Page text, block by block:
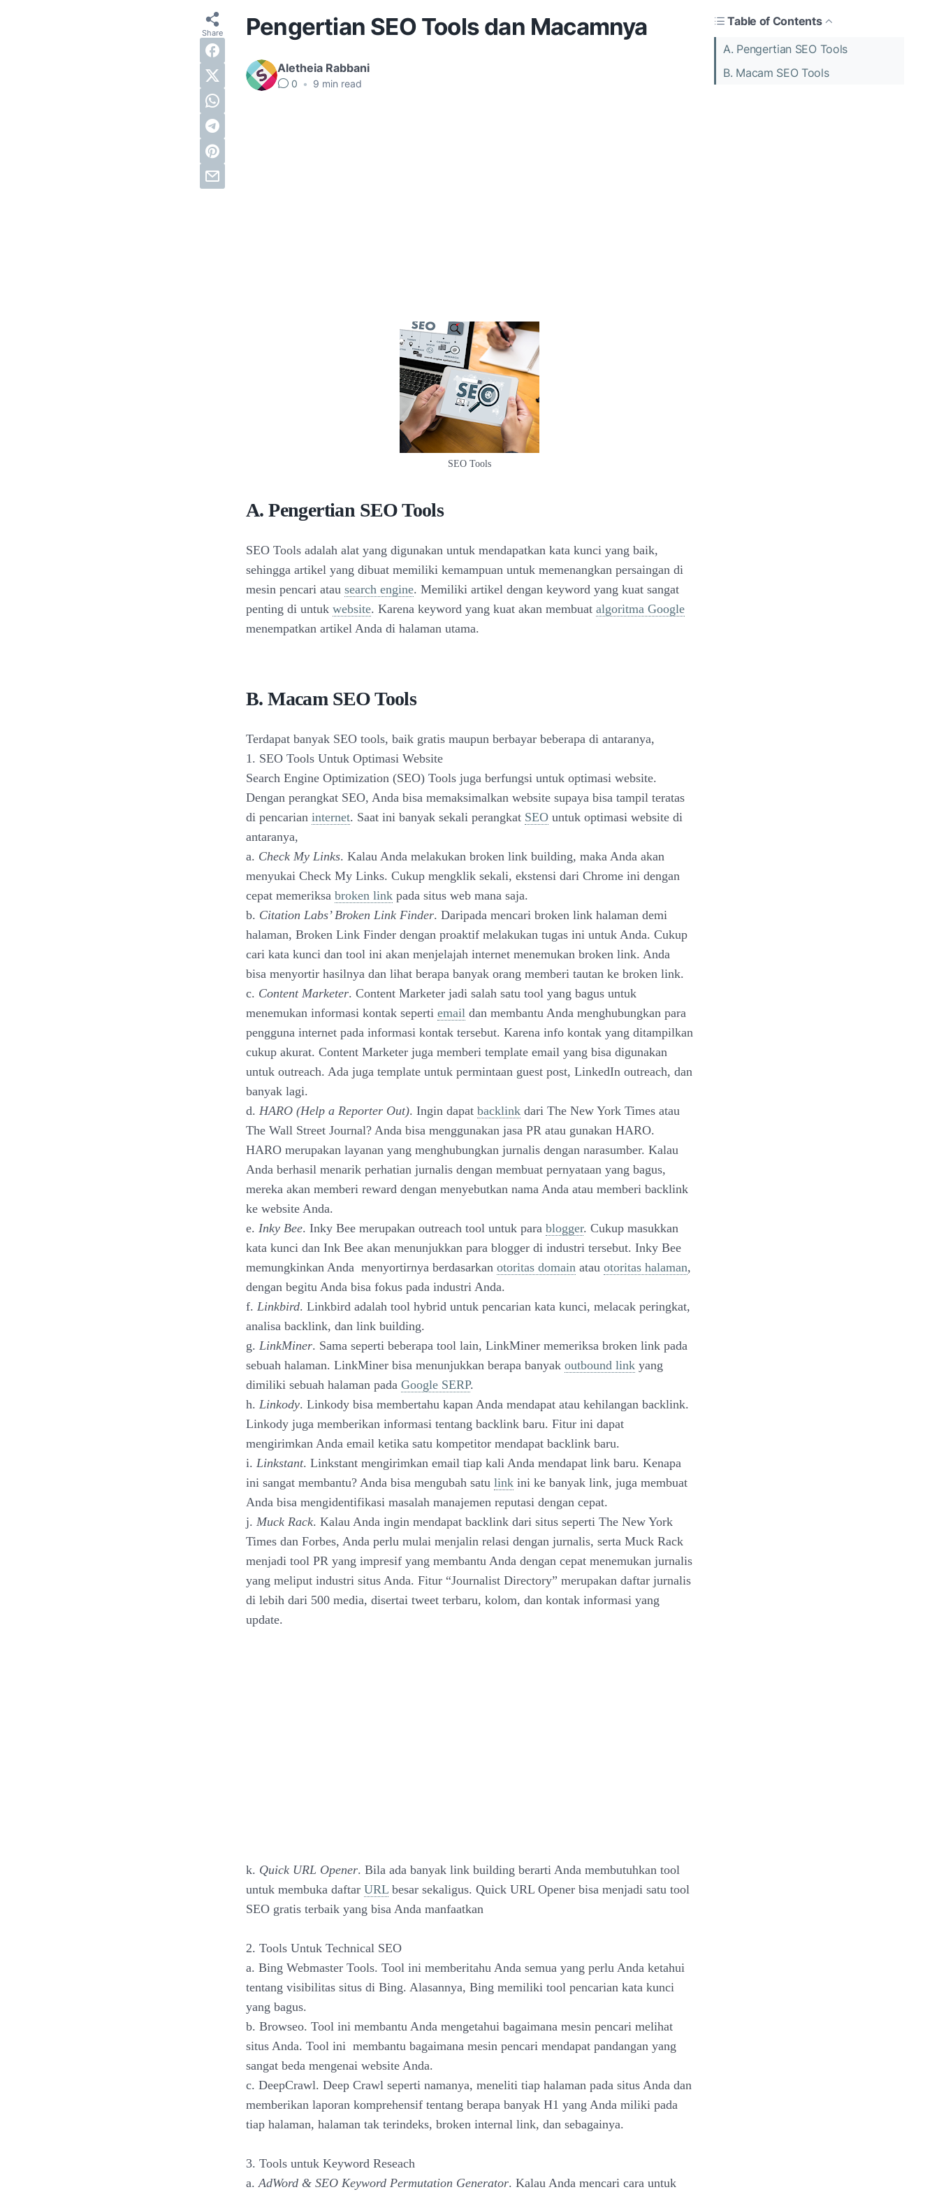
Pengertian SEO Tools dan Macamnya
Aletheia Rabbani
0 • 9 min read
Table of Contents
A. Pengertian SEO Tools
B. Macam SEO Tools
SEO Tools
A. Pengertian SEO Tools
SEO Tools adalah alat yang digunakan untuk mendapatkan kata kunci yang baik,
sehingga artikel yang dibuat memiliki kemampuan untuk memenangkan persaingan di
mesin pencari atau search engine. Memiliki artikel dengan keyword yang kuat sangat
penting di untuk website. Karena keyword yang kuat akan membuat algoritma Google
menempatkan artikel Anda di halaman utama.
B. Macam SEO Tools
Terdapat banyak SEO tools, baik gratis maupun berbayar beberapa di antaranya,
1. SEO Tools Untuk Optimasi Website
Search Engine Optimization (SEO) Tools juga berfungsi untuk optimasi website.
Dengan perangkat SEO, Anda bisa memaksimalkan website supaya bisa tampil teratas
di pencarian internet. Saat ini banyak sekali perangkat SEO untuk optimasi website di
antaranya,
a. Check My Links. Kalau Anda melakukan broken link building, maka Anda akan
menyukai Check My Links. Cukup mengklik sekali, ekstensi dari Chrome ini dengan
cepat memeriksa broken link pada situs web mana saja.
b. Citation Labs’ Broken Link Finder. Daripada mencari broken link halaman demi
halaman, Broken Link Finder dengan proaktif melakukan tugas ini untuk Anda. Cukup
cari kata kunci dan tool ini akan menjelajah internet menemukan broken link. Anda
bisa menyortir hasilnya dan lihat berapa banyak orang memberi tautan ke broken link.
c. Content Marketer. Content Marketer jadi salah satu tool yang bagus untuk
menemukan informasi kontak seperti email dan membantu Anda menghubungkan para
pengguna internet pada informasi kontak tersebut. Karena info kontak yang ditampilkan
cukup akurat. Content Marketer juga memberi template email yang bisa digunakan
untuk outreach. Ada juga template untuk permintaan guest post, LinkedIn outreach, dan
banyak lagi.
d. HARO (Help a Reporter Out). Ingin dapat backlink dari The New York Times atau
The Wall Street Journal? Anda bisa menggunakan jasa PR atau gunakan HARO.
HARO merupakan layanan yang menghubungkan jurnalis dengan narasumber. Kalau
Anda berhasil menarik perhatian jurnalis dengan membuat pernyataan yang bagus,
mereka akan memberi reward dengan menyebutkan nama Anda atau memberi backlink
ke website Anda.
e. Inky Bee. Inky Bee merupakan outreach tool untuk para blogger. Cukup masukkan
kata kunci dan Ink Bee akan menunjukkan para blogger di industri tersebut. Inky Bee
memungkinkan Anda menyortirnya berdasarkan otoritas domain atau otoritas halaman,
dengan begitu Anda bisa fokus pada industri Anda.
f. Linkbird. Linkbird adalah tool hybrid untuk pencarian kata kunci, melacak peringkat,
analisa backlink, dan link building.
g. LinkMiner. Sama seperti beberapa tool lain, LinkMiner memeriksa broken link pada
sebuah halaman. LinkMiner bisa menunjukkan berapa banyak outbound link yang
dimiliki sebuah halaman pada Google SERP.
h. Linkody. Linkody bisa membertahu kapan Anda mendapat atau kehilangan backlink.
Linkody juga memberikan informasi tentang backlink baru. Fitur ini dapat
mengirimkan Anda email ketika satu kompetitor mendapat backlink baru.
i. Linkstant. Linkstant mengirimkan email tiap kali Anda mendapat link baru. Kenapa
ini sangat membantu? Anda bisa mengubah satu link ini ke banyak link, juga membuat
Anda bisa mengidentifikasi masalah manajemen reputasi dengan cepat.
j. Muck Rack. Kalau Anda ingin mendapat backlink dari situs seperti The New York
Times dan Forbes, Anda perlu mulai menjalin relasi dengan jurnalis, serta Muck Rack
menjadi tool PR yang impresif yang membantu Anda dengan cepat menemukan jurnalis
yang meliput industri situs Anda. Fitur “Journalist Directory” merupakan daftar jurnalis
di lebih dari 500 media, disertai tweet terbaru, kolom, dan kontak informasi yang
update.
k. Quick URL Opener. Bila ada banyak link building berarti Anda membutuhkan tool
untuk membuka daftar URL besar sekaligus. Quick URL Opener bisa menjadi satu tool
SEO gratis terbaik yang bisa Anda manfaatkan
2. Tools Untuk Technical SEO
a. Bing Webmaster Tools. Tool ini memberitahu Anda semua yang perlu Anda ketahui
tentang visibilitas situs di Bing. Alasannya, Bing memiliki tool pencarian kata kunci
yang bagus.
b. Browseo. Tool ini membantu Anda mengetahui bagaimana mesin pencari melihat
situs Anda. Tool ini membantu bagaimana mesin pencari mendapat pandangan yang
sangat beda mengenai website Anda.
c. DeepCrawl. Deep Crawl seperti namanya, meneliti tiap halaman pada situs Anda dan
memberikan laporan komprehensif tentang berapa banyak H1 yang Anda miliki pada
tiap halaman, halaman tak terindeks, broken internal link, dan sebagainya.
3. Tools untuk Keyword Reseach
a.AdWord & SEO Keyword Permutation Generator. Kalau Anda mencari cara untuk